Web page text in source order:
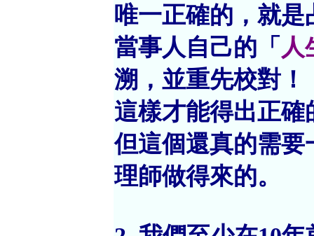
唯一正確的，就
當事人自己的「 人
溯，並重先校對！
這樣才能得出正確
但這個還真的需要
理師做得來的。